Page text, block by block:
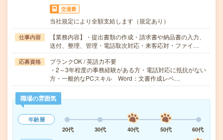
交通費
当社規定により全額支給します（規定あり）
仕事内容
【業務内容】・提出書類の作成・請求書や納品書の入力、
送付、整理、管理・電話取次対応・来客応対・ファイ…
応募資格
ブランクOK / 英語力不要
・2～3年程度の事務経験がある方・電話対応に抵抗がない
方・一般的なPCスキル Word：文書作成レベ…
職場の雰囲気
年齢層
20代
30代 40代 50代
60代